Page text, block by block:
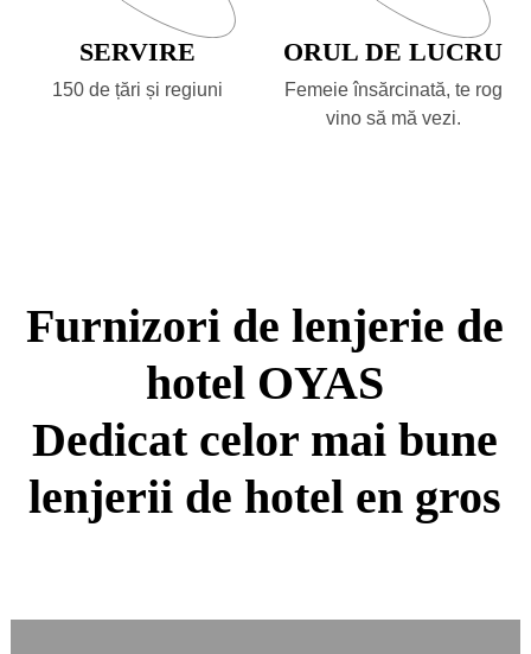
SERVIRE
150 de țări și regiuni
ORUL DE LUCRU
Femeie însărcinată, te rog
vino să mă vezi.
Furnizori de lenjerie de
hotel OYAS
Dedicat celor mai bune
lenjerii de hotel en gros